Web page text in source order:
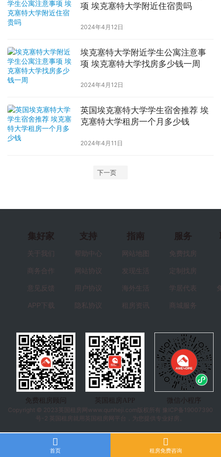
项 埃克塞特大学附近住宿贵吗
2024年4月12日
埃克塞特大学附近学生公寓注意事
项 埃克塞特大学找房多少钱一周
2024年4月12日
英国埃克塞特大学学生宿舍推荐 埃
克塞特大学租房一个月多少钱
2024年4月11日
下一页
集好家
关于我们
商务合作
意见反馈
APP下载
支持
帮助中心
网站协议
用户协议
隐私协议
指南
网站地图
发现生活
海外生活
租房资讯
服务
免费找房
定制找房
学居代表
商城服务
免费租房顾问 英国租房APP
微信小程序
Copyright © 2023 英国租房 网www.qunheji.com版权所有
豫ICP备19007390
号-2 英国租房就用英国租房网平台，为您提供专业好房。
首页 租房免费咨询